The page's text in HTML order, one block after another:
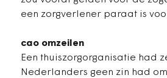
een zorgverlener paraat is
cao omzeilen
Een thuiszorgorganisatie had
Nederlanders geen zin had